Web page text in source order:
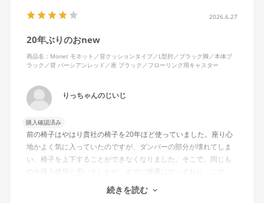
2026.6.27
20年ぶりのおnew
商品名：Monet モネット／背クッションタイプ／L型肘／ブラック脚／本体ブ
ラック／背 パーシアンレッド／座 ブラック／フローリング用キャスター
りっちゃんのじいじ
購入確認済み
前の椅子はやはり貴社の椅子を20年ほど使っていました。座り心
地かよく気に入っていたのですが、ダンパーの部分が壊れてしま
い、椅子を上下することができなくなりました。そこで、同じも
のを購入使用と思いましたが、すでに廃番になっており、この
MonEtを購入しました。やや固めの椅子ですが、使っているうち
になじんでくるのではと思っています。フローリング床で使って
続きを読む